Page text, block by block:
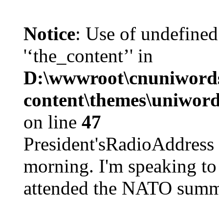
Notice: Use of
'‘the_content’' in
on line 47
morning. I'm speaking
attended the NATO